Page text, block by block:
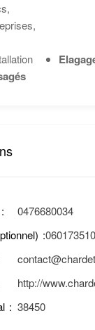
0476680034
http://
38450